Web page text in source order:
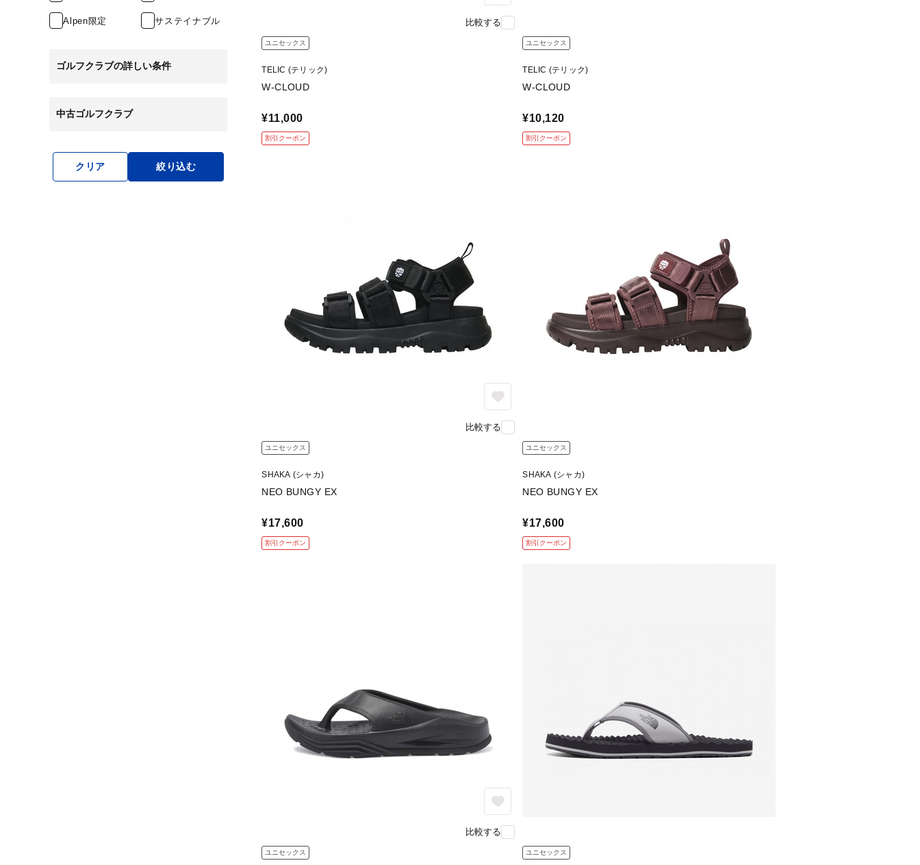
Alpen限定 サステイナブル
ゴルフクラブの詳しい条件
中古ゴルフクラブ
クリア 絞り込む
比較する
ユニセックス
TELIC (テリック)
W-CLOUD
¥11,000
割引クーポン
ユニセックス
TELIC (テリック)
W-CLOUD
¥10,120
割引クーポン
比較する
ユニセックス
SHAKA (シャカ)
NEO BUNGY EX
¥17,600
割引クーポン
ユニセックス
SHAKA (シャカ)
NEO BUNGY EX
¥17,600
割引クーポン
比較する
ユニセックス ユニセックス